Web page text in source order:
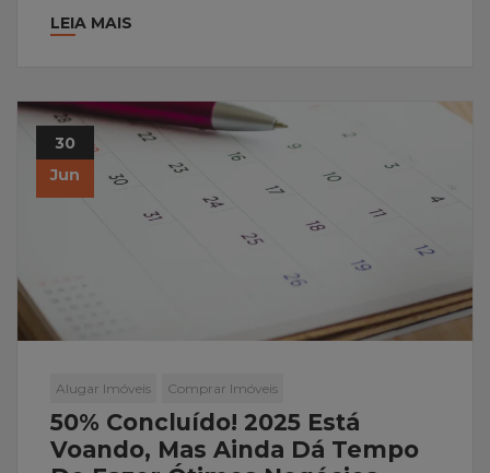
LEIA MAIS
30
Jun
Alugar Imóveis Comprar Imóveis
50% Concluído! 2025 Está
Voando, Mas Ainda Dá Tempo